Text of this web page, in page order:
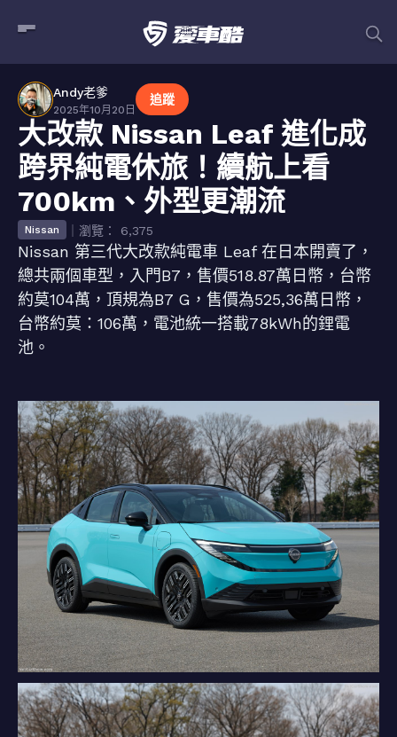
Andy老爹
2025年10月20日
追蹤
大改款 Nissan Leaf 進化成
跨界純電休旅！續航上看
700km、外型更潮流
Nissan ｜瀏覽： 6,375
Nissan 第三代大改款純電車 Leaf 在日本開賣了，
總共兩個車型，入門B7，售價518.87萬日幣，台幣
約莫104萬，頂規為B7 G，售價為525,36萬日幣，
台幣約莫：106萬，電池統一搭載78kWh的鋰電
池。